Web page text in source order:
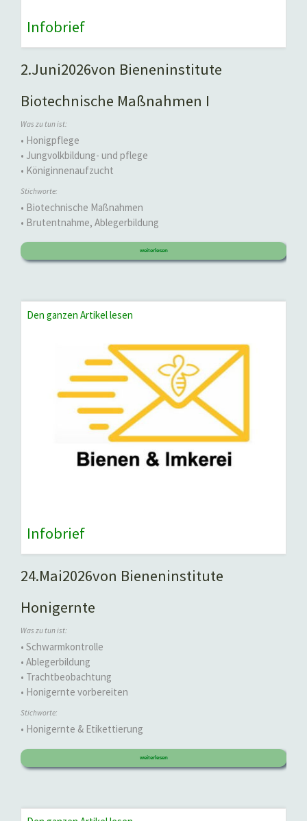
Infobrief
2.Juni2026von Bieneninstitute
Biotechnische Maßnahmen I
Was zu tun ist:
• Honigpflege
• Jungvolkbildung- und pflege
• Königinnenaufzucht
Stichworte:
• Biotechnische Maßnahmen
• Brutentnahme, Ablegerbildung
weiterlesen
Den ganzen Artikel lesen
Infobrief
24.Mai2026von Bieneninstitute
Honigernte
Was zu tun ist:
• Schwarmkontrolle
• Ablegerbildung
• Trachtbeobachtung
• Honigernte vorbereiten
Stichworte:
• Honigernte & Etikettierung
weiterlesen